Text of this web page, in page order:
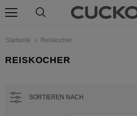
Startseite Reiskocher
REISKOCHER
SORTIEREN NACH